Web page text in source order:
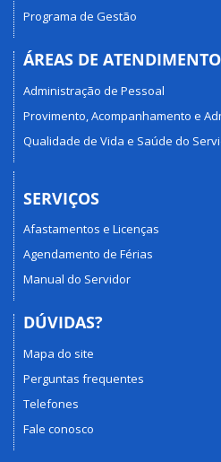
Programa de Gestão
ÁREAS DE ATENDIMENTO
Administração de Pessoal
Provimento, Acompanhamento e
Qualidade de Vida e Saúde do
SERVIÇOS
Afastamentos e Licenças
Agendamento de Férias
Manual do Servidor
DÚVIDAS?
Mapa do site
Perguntas frequentes
Telefones
Fale conosco